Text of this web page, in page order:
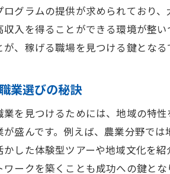
グラムの提供が求められており
入を得ることができる環境が整
、稼げる職場を見つける鍵となる
業選びの秘訣
を見つけるためには、地域の特
盛んです。例えば、農業分野で
した体験型ツアーや地域文化を
ワークを築くことも成功への鍵と